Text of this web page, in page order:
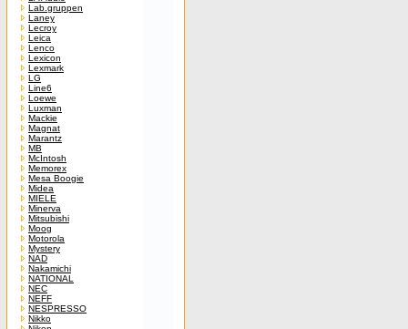
Lab.gruppen
Laney
Lecroy
Leica
Lenco
Lexicon
Lexmark
LG
Line6
Loewe
Luxman
Mackie
Magnat
Marantz
MB
McIntosh
Memorex
Mesa Boogie
Midea
MIELE
Minerva
Mitsubishi
Moog
Motorola
Mystery
NAD
Nakamichi
NATIONAL
NEC
NEFF
NESPRESSO
Nikko